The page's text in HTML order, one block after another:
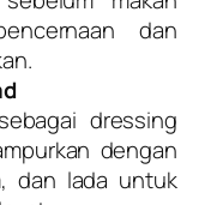
dan
dressing
dengan
dan lada untuk